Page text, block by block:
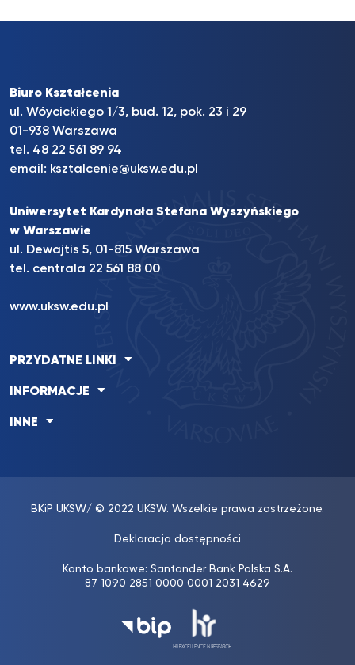
Biuro Kształcenia
ul. Wóycickiego 1/3, bud. 12, pok. 23 i 29
01-938 Warszawa
tel. 48 22 561 89 94
email: ksztalcenie@uksw.edu.pl
Uniwersytet Kardynała Stefana Wyszyńskiego
w Warszawie
ul. Dewajtis 5, 01-815 Warszawa
tel. centrala 22 561 88 00
www.uksw.edu.pl
PRZYDATNE LINKI
INFORMACJE
INNE
BKiP UKSW/ © 2022 UKSW. Wszelkie prawa zastrzeżone.
Deklaracja dostępności
Konto bankowe: Santander Bank Polska S.A.
87 1090 2851 0000 0001 2031 4629